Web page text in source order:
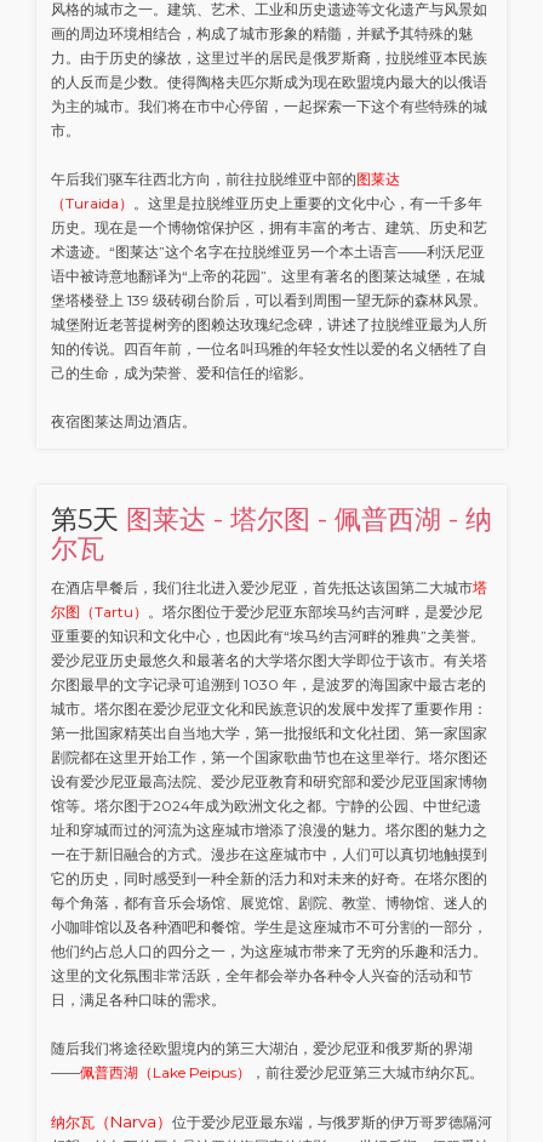
风格的城市之一。建筑、艺术、工业和历史遗迹等文化遗产与风景如
画的周边环境相结合，构成了城市形象的精髓，并赋予其特殊的魅
力。由于历史的缘故，这里过半的居民是俄罗斯裔，拉脱维亚本民族
的人反而是少数。使得陶格夫匹尔斯成为现在欧盟境内最大的以俄语
为主的城市。我们将在市中心停留，一起探索一下这个有些特殊的城
市。
午后我们驱车往西北方向，前往拉脱维亚中部的图莱达
（Turaida） 。这里是拉脱维亚历史上重要的文化中心，有一千多年
历史。现在是一个博物馆保护区，拥有丰富的考古、建筑、历史和艺
术遗迹。“图莱达”这个名字在拉脱维亚另一个本土语言——利沃尼亚
语中被诗意地翻译为“上帝的花园”。这里有著名的图莱达城堡，在城
堡塔楼登上 139 级砖砌台阶后，可以看到周围一望无际的森林风景。
城堡附近老菩提树旁的图赖达玫瑰纪念碑，讲述了拉脱维亚最为人所
知的传说。四百年前，一位名叫玛雅的年轻女性以爱的名义牺牲了自
己的生命，成为荣誉、爱和信任的缩影。
夜宿图莱达周边酒店。
第5天 图莱达 - 塔尔图 - 佩普西湖 - 纳
尔瓦
在酒店早餐后，我们往北进入爱沙尼亚，首先抵达该国第二大城市塔
尔图（Tartu） 。塔尔图位于爱沙尼亚东部埃马约吉河畔，是爱沙尼
亚重要的知识和文化中心，也因此有“埃马约吉河畔的雅典”之美誉。
爱沙尼亚历史最悠久和最著名的大学塔尔图大学即位于该市。有关塔
尔图最早的文字记录可追溯到 1030 年，是波罗的海国家中最古老的
城市。塔尔图在爱沙尼亚文化和民族意识的发展中发挥了重要作用：
第一批国家精英出自当地大学，第一批报纸和文化社团、第一家国家
剧院都在这里开始工作，第一个国家歌曲节也在这里举行。塔尔图还
设有爱沙尼亚最高法院、爱沙尼亚教育和研究部和爱沙尼亚国家博物
馆等。塔尔图于2024年成为欧洲文化之都。宁静的公园、中世纪遗
址和穿城而过的河流为这座城市增添了浪漫的魅力。塔尔图的魅力之
一在于新旧融合的方式。漫步在这座城市中，人们可以真切地触摸到
它的历史，同时感受到一种全新的活力和对未来的好奇。在塔尔图的
每个角落，都有音乐会场馆、展览馆、剧院、教堂、博物馆、迷人的
小咖啡馆以及各种酒吧和餐馆。学生是这座城市不可分割的一部分，
他们约占总人口的四分之一，为这座城市带来了无穷的乐趣和活力。
这里的文化氛围非常活跃，全年都会举办各种令人兴奋的活动和节
日，满足各种口味的需求。
随后我们将途径欧盟境内的第三大湖泊，爱沙尼亚和俄罗斯的界湖
——佩普西湖（Lake Peipus） ，前往爱沙尼亚第三大城市纳尔瓦。
纳尔瓦 （Narva） 位于爱沙尼亚最东端，与俄罗斯的伊万哥罗德隔河